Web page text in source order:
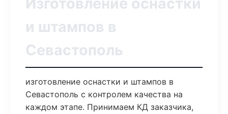
и штампов в
Севастополь
изготовление оснастки и штампов в
Севастополь с контролем качества на
каждом этапе. Принимаем КД заказчика,